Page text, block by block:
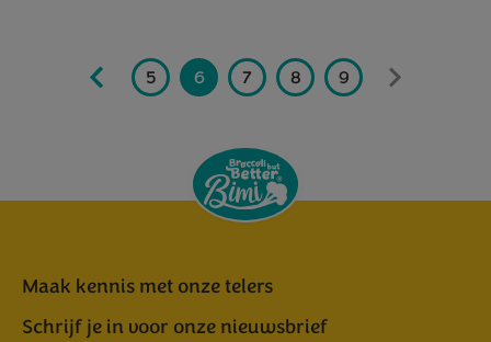
4 5 6 7 8 9
Maak kennis met onze telers
Schrijf je in voor onze nieuwsbrief